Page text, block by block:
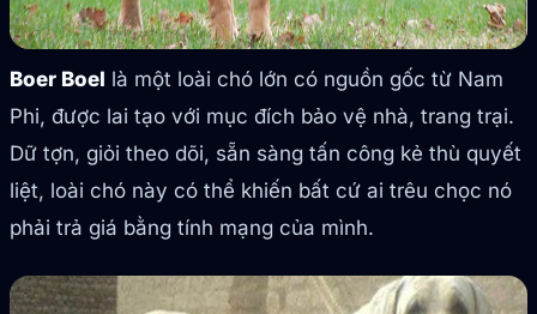
Boer Boel là một loài chó lớn có nguồn gốc từ Nam
Phi, được lai tạo với mục đích bảo vệ nhà, trang trại.
Dữ tợn, giỏi theo dõi, sẵn sàng tấn công kẻ thù quyết
liệt, loài chó này có thể khiến bất cứ ai trêu chọc nó
phải trả giá bằng tính mạng của mình.